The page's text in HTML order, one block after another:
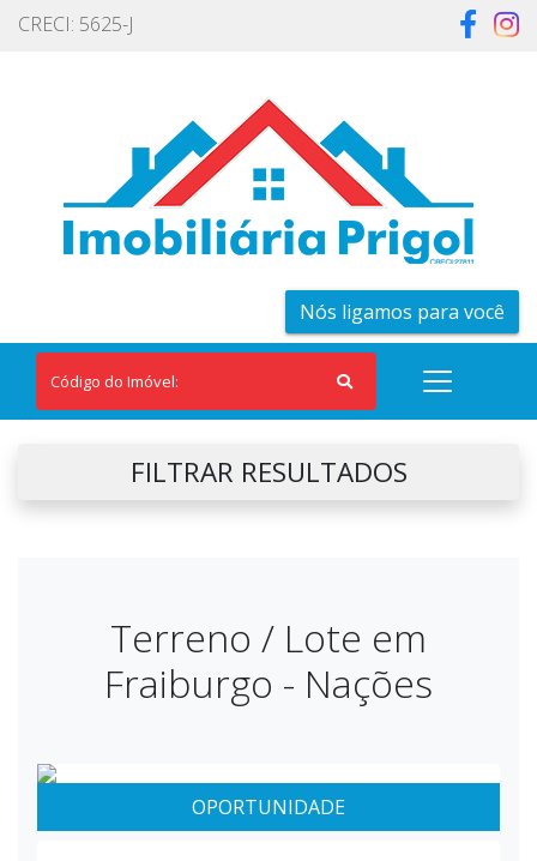
CRECI: 5625-J
Nós ligamos para você
FILTRAR RESULTADOS
Terreno / Lote em
Fraiburgo - Nações
OPORTUNIDADE